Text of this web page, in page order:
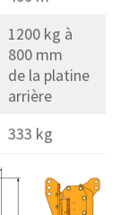
1200 kg à
800 mm
de la platine
arrière
333 kg